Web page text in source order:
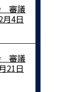
審議
4日
審議
21日